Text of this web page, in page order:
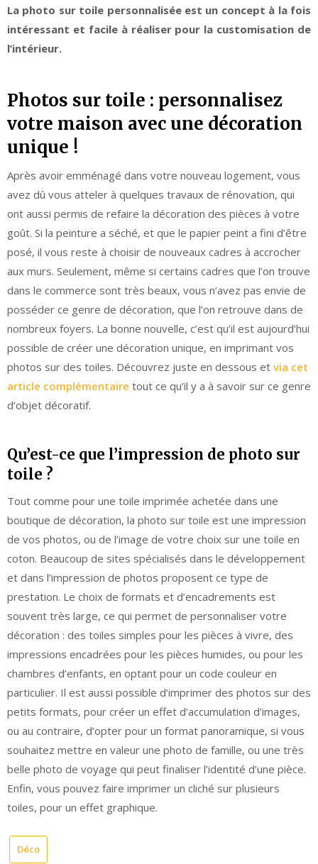
La photo sur toile personnalisée est un concept à la fois
intéressant et facile à réaliser pour la customisation de
l’intérieur.
Photos sur toile : personnalisez
votre maison avec une décoration
unique !
Après avoir emménagé dans votre nouveau logement, vous
avez dû vous atteler à quelques travaux de rénovation, qui
ont aussi permis de refaire la décoration des pièces à votre
goût. Si la peinture a séché, et que le papier peint a fini d’être
posé, il vous reste à choisir de nouveaux cadres à accrocher
aux murs. Seulement, même si certains cadres que l’on trouve
dans le commerce sont très beaux, vous n’avez pas envie de
posséder ce genre de décoration, que l’on retrouve dans de
nombreux foyers. La bonne nouvelle, c’est qu’il est aujourd’hui
possible de créer une décoration unique, en imprimant vos
photos sur des toiles. Découvrez juste en dessous et via cet
article complémentaire tout ce qu’il y a à savoir sur ce genre
d’objet décoratif.
Qu’est-ce que l’impression de photo sur
toile ?
Tout comme pour une toile imprimée achetée dans une
boutique de décoration, la photo sur toile est une impression
de vos photos, ou de l’image de votre choix sur une toile en
coton. Beaucoup de sites spécialisés dans le développement
et dans l’impression de photos proposent ce type de
prestation. Le choix de formats et d’encadrements est
souvent très large, ce qui permet de personnaliser votre
décoration : des toiles simples pour les pièces à vivre, des
impressions encadrées pour les pièces humides, ou pour les
chambres d’enfants, en optant pour un code couleur en
particulier. Il est aussi possible d’imprimer des photos sur des
petits formats, pour créer un effet d’accumulation d’images,
ou au contraire, d’opter pour un format panoramique, si vous
souhaitez mettre en valeur une photo de famille, ou une très
belle photo de voyage qui peut finaliser l’identité d’une pièce.
Enfin, vous pouvez faire imprimer un cliché sur plusieurs
toiles, pour un effet graphique.
Déco